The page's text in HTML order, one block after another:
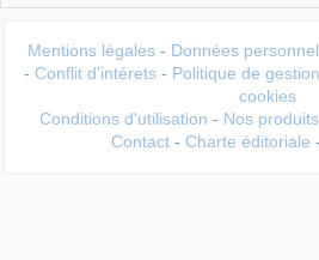
Mentions légales - Données
- Conflit d'intérets - Politique de
cookies
Conditions d'utilisation - Nos
Contact - Charte éditoriale -